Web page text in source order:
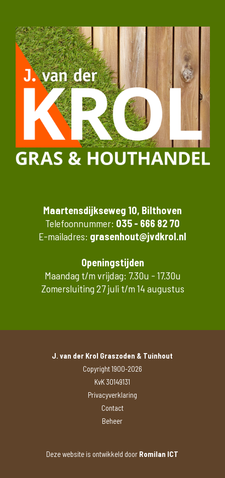
Maartensdijkseweg 10, Bilthoven
Telefoonnummer: 035 - 666 82 70
E-mailadres: grasenhout@jvdkrol.nl
Openingstijden
Maandag t/m vrijdag: 7.30u - 17.30u
Zomersluiting 27 juli t/m 14 augustus
J. van der Krol Graszoden & Tuinhout
Copyright 1900-2026
KvK 30149131
Privacyverklaring
Contact
Beheer
Deze website is ontwikkeld door Romilan ICT